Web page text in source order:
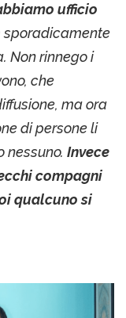
ufficio
sporadicamente
Non rinnego i
che
ma ora
di persone li
nessuno. Invece
compagni
qualcuno si